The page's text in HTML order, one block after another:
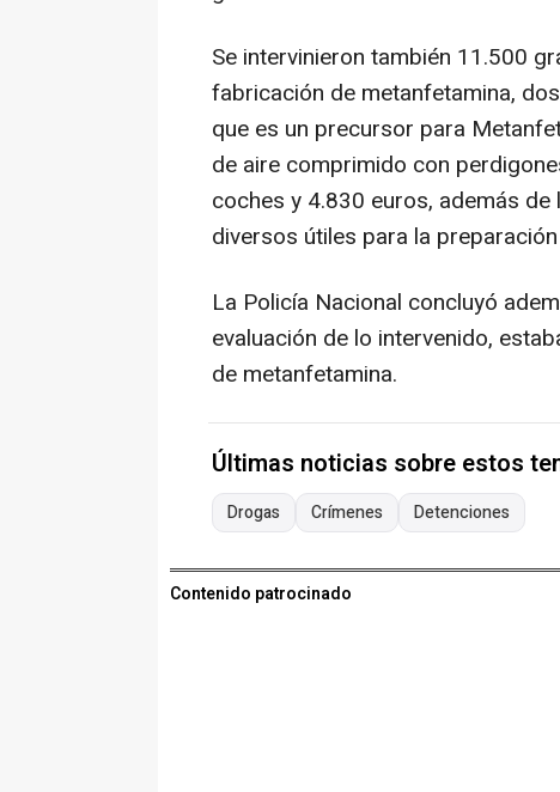
Se intervinieron también 11.500
fabricación de metanfetamina,
que es un precursor para
de aire comprimido con
coches y 4.830 euros, además
diversos útiles para la
La Policía Nacional concluyó
evaluación de lo intervenido,
de metanfetamina.
Últimas noticias sobre estos
Drogas Crímenes Detenciones
Contenido patrocinado